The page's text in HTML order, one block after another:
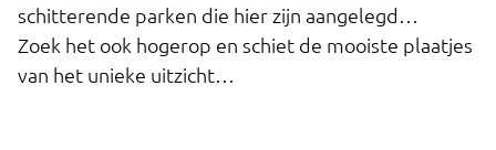
schitterende parken die hier zijn aangelegd…
Zoek het ook hogerop en schiet de mooiste plaatjes
van het unieke uitzicht…